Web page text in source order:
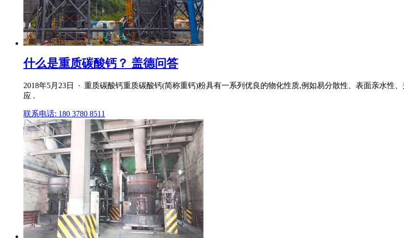
什么是重质碳酸钙？ 盖德问答
2018年5月23日 · 重质碳酸钙重质碳酸钙(简称重钙)粉具有一系列优良的物化性质,例如易分散性、表面亲水性
应 .
联系电话: 180 3780 8511